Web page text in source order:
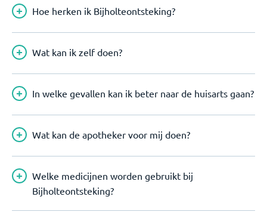
Hoe herken ik Bijholteontsteking?
Wat kan ik zelf doen?
In welke gevallen kan ik beter naar de huisarts gaan?
Wat kan de apotheker voor mij doen?
Welke medicijnen worden gebruikt bij
Bijholteontsteking?